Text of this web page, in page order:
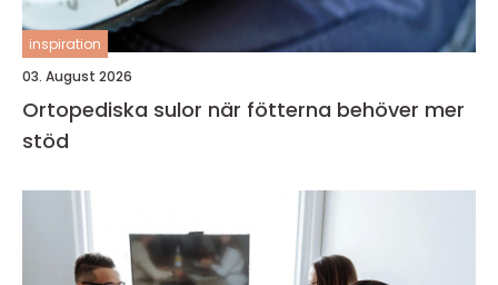
inspiration
03. August 2026
Ortopediska sulor när fötterna behöver mer
stöd